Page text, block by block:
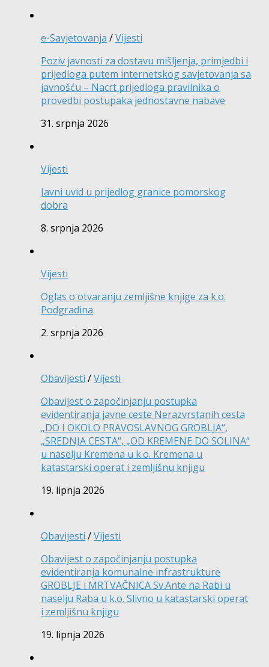
e-Savjetovanja /Vijesti
Poziv javnosti za dostavu mišljenja, primjedbi i
prijedloga putem internetskog savjetovanja sa
javnošću – Nacrt prijedloga pravilnika o
provedbi postupaka jednostavne nabave
31. srpnja 2026
Vijesti
Javni uvid u prijedlog granice pomorskog
dobra
8. srpnja 2026
Vijesti
Oglas o otvaranju zemljišne knjige za k.o.
Podgradina
2. srpnja 2026
Obavijesti /Vijesti
Obavijest o započinjanju postupka
evidentiranja javne ceste Nerazvrstanih cesta
„DO I OKOLO PRAVOSLAVNOG GROBLJA“,
„SREDNJA CESTA“, „OD KREMENE DO SOLINA“
u naselju Kremena u k.o. Kremena u
katastarski operat i zemljišnu knjigu
19. lipnja 2026
Obavijesti /Vijesti
Obavijest o započinjanju postupka
evidentiranja komunalne infrastrukture
GROBLJE i MRTVAČNICA Sv.Ante na Rabi u
naselju Raba u k.o. Slivno u katastarski operat
i zemljišnu knjigu
19. lipnja 2026